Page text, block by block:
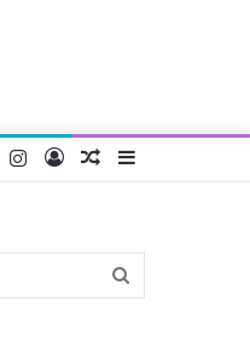
Random
Log
Instagram
YouTube